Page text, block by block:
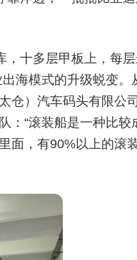
，十多层甲板上，每
海模式的升级蜕变。
仓）汽车码头有限公司
：“滚装船是一种比较
面，有90%以上的滚